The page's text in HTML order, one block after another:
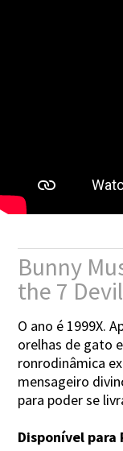
Bunny
the 7
O ano é 1999X.
orelhas de gato
ronrodinâmica
mensageiro
para poder se
Disponível para